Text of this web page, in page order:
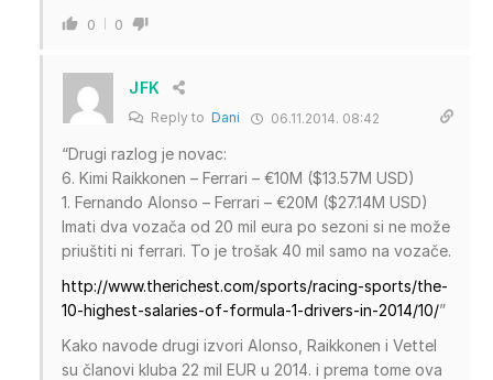
0 0
JFK
Reply to Dani 06.11.2014. 08:42
“Drugi razlog je novac:
6. Kimi Raikkonen – Ferrari – €10M ($13.57M USD)
1. Fernando Alonso – Ferrari – €20M ($27.14M USD)
Imati dva vozača od 20 mil eura po sezoni si ne može
priuštiti ni ferrari. To je trošak 40 mil samo na vozače.
http://www.therichest.com/sports/racing-sports/the-
10-highest-salaries-of-formula-1-drivers-in-2014/10/”
Kako navode drugi izvori Alonso, Raikkonen i Vettel
su članovi kluba 22 mil EUR u 2014. i prema tome ova